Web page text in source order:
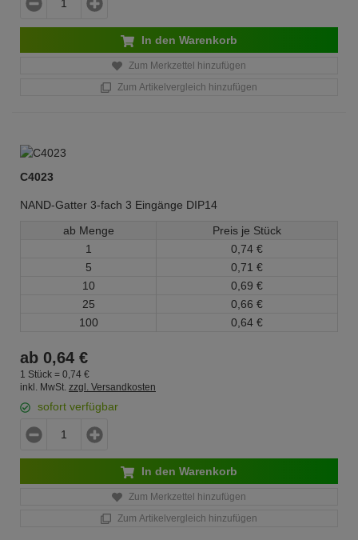
In den Warenkorb
Zum Merkzettel hinzufügen
Zum Artikelvergleich hinzufügen
C4023
NAND-Gatter 3-fach 3 Eingänge DIP14
ab Menge
Preis je Stück
1
0, 74 €
5
0, 71 €
10
0, 69 €
25
0, 66 €
100
0, 64 €
ab 0,64 €
1 Stück = 0, 74 €
inkl. MwSt. zzgl. Versandkosten
sofort verfügbar
In den Warenkorb
Zum Merkzettel hinzufügen
Zum Artikelvergleich hinzufügen